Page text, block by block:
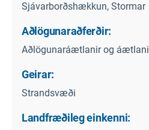
Sjávarborðshækkun, Stormar
Aðlögunaraðferðir:
Aðlögunaráætlanir og
Geirar:
Strandsvæði
Landfræðileg einkenni: